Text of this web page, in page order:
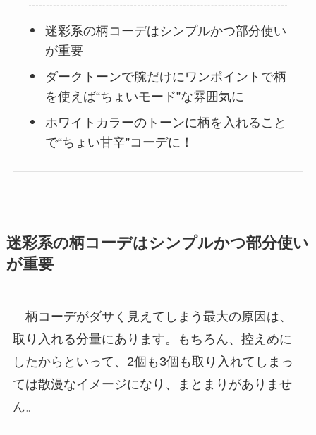
迷彩系の柄コーデはシンプルかつ部分使い
が重要
ダークトーンで腕だけにワンポイントで柄
を使えば“ちょいモード”な雰囲気に
ホワイトカラーのトーンに柄を入れること
で“ちょい甘辛”コーデに！
迷彩系の柄コーデはシンプルかつ部分使い
が重要
柄コーデがダサく見えてしまう最大の原因は、
取り入れる分量にあります。もちろん、控えめに
したからといって、2個も3個も取り入れてしまっ
ては散漫なイメージになり、まとまりがありませ
ん。